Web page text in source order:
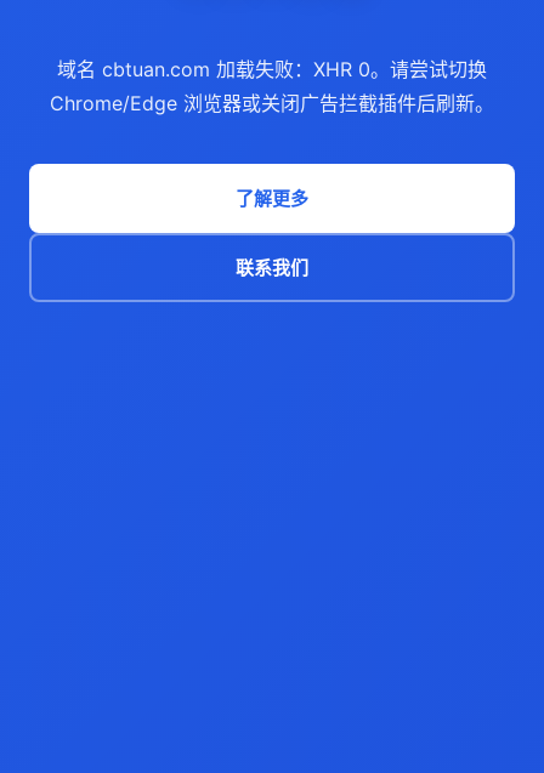
域名 cbtuan.com 加载失败：XHR 0。请尝试切换
Chrome/Edge 浏览器或关闭广告拦截插件后刷新。
了解更多
联系我们